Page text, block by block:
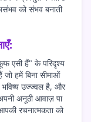
को संभव बनाती
एसी हैं" के परिदृश्य
हमें बिना सीमाओं
भविष्य उज्ज्वल है, और
अनूठी आवाज़ पा
रचनात्मकता को